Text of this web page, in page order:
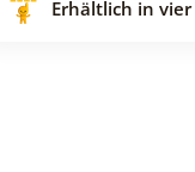
Erhältlich in